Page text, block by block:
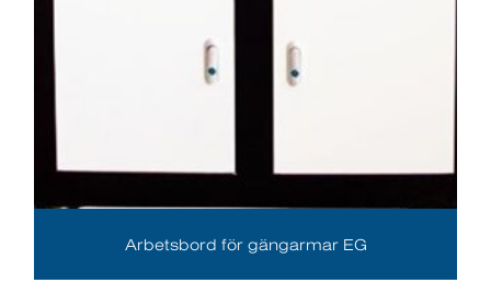
Arbetsbord för gängarmar EG